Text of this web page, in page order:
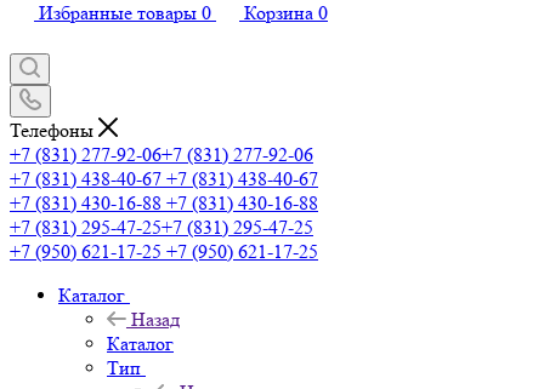
Избранные товары 0 Корзина 0
Телефоны
+7 (831) 277-92-06+7 (831) 277-92-06
+7 (831) 438-40-67 +7 (831) 438-40-67
+7 (831) 430-16-88 +7 (831) 430-16-88
+7 (831) 295-47-25+7 (831) 295-47-25
+7 (950) 621-17-25 +7 (950) 621-17-25
Каталог
Назад
Каталог
Тип